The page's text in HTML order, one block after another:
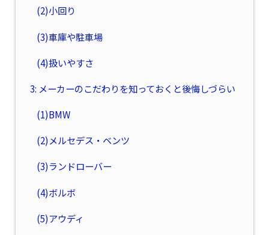
(2)小回り
(3)車庫や駐車場
(4)扱いやすさ
3: メーカーのこだわりを知っておくと後悔しづらい
(1)BMW
(2)メルセデス・ベンツ
(3)ランドローバー
(4)ボルボ
(5)アウディ